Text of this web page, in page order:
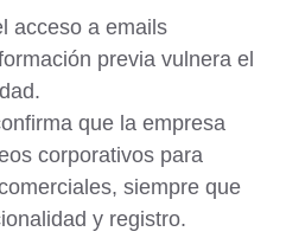
acceso a emails
previa vulnera el
que la empresa
corporativos para
siempre que
y registro.